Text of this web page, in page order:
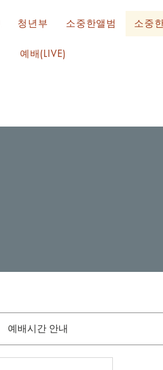
청년부 소중한앨범 소중
예배(LIVE)
예배시간 안내